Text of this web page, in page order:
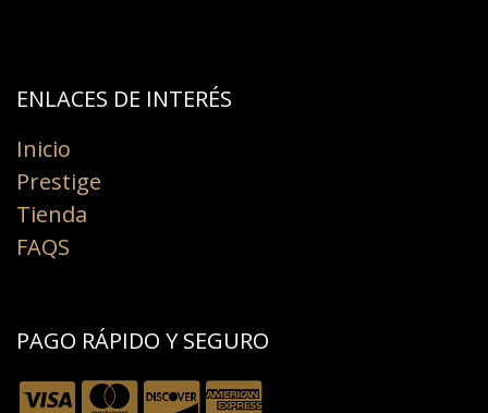
ENLACES DE INTERÉS​
Inicio
Prestige
Tienda
FAQS
PAGO RÁPIDO Y SEGURO